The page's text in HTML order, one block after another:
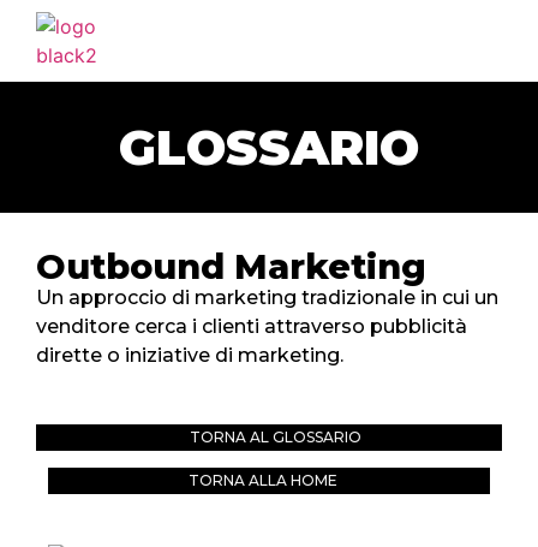
GLOSSARIO
Outbound Marketing
Un approccio di marketing tradizionale in cui un
venditore cerca i clienti attraverso pubblicità
dirette o iniziative di marketing.
TORNA AL GLOSSARIO
TORNA ALLA HOME
HOME
SERVIZI
CLIENTI
BLOG
CONTATTI